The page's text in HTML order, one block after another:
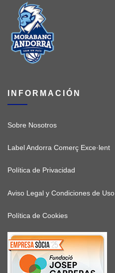
INFORMACIÓN
Sobre Nosotros
Label Andorra Comerç Exce·lent
Política de Privacidad
Aviso Legal y Condiciones de Uso
Política de Cookies